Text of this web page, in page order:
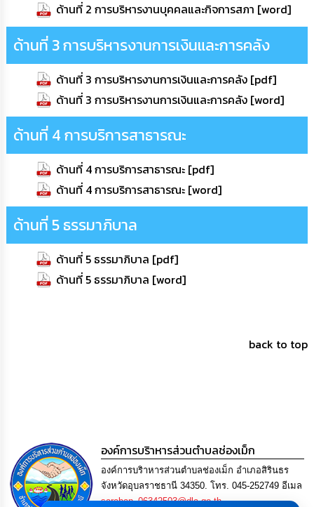
การ
เงิน
การ
คลัง
แผนการ
ป้องกัน
การ
ทุจริต
การ
ดำเนิน
การ
เพื่อ
ป้องกัน
ทุจริต
มาตรการ
ท้อง
ถิ่น
ของ
เรา
ด้านที่ 2 การบริหารงานบุคคลและกิจการสภา [word]
ด้านที่ 3 การบริหารงานการเงินและการคลัง
ด้านที่ 3 การบริหารงานการเงินและการคลัง [pdf]
ด้านที่ 3 การบริหารงานการเงินและการคลัง [word]
ด้านที่ 4 การบริการสาธารณะ
ด้านที่ 4 การบริการสาธารณะ [pdf]
ด้านที่ 4 การบริการสาธารณะ [word]
ด้านที่ 5 ธรรมาภิบาล
ด้านที่ 5 ธรรมาภิบาล [pdf]
ด้านที่ 5 ธรรมาภิบาล [word]
back to top
องค์การบริาหารส่วนตำบลช่องเม็ก
องค์การบริาหารส่วนตำบลช่องเม็ก อำเภอสิรินธร
จังหวัดอุบลราชธานี 34350. โทร. 045-252749 อีเมล
saraban_06342503@dla.go.th